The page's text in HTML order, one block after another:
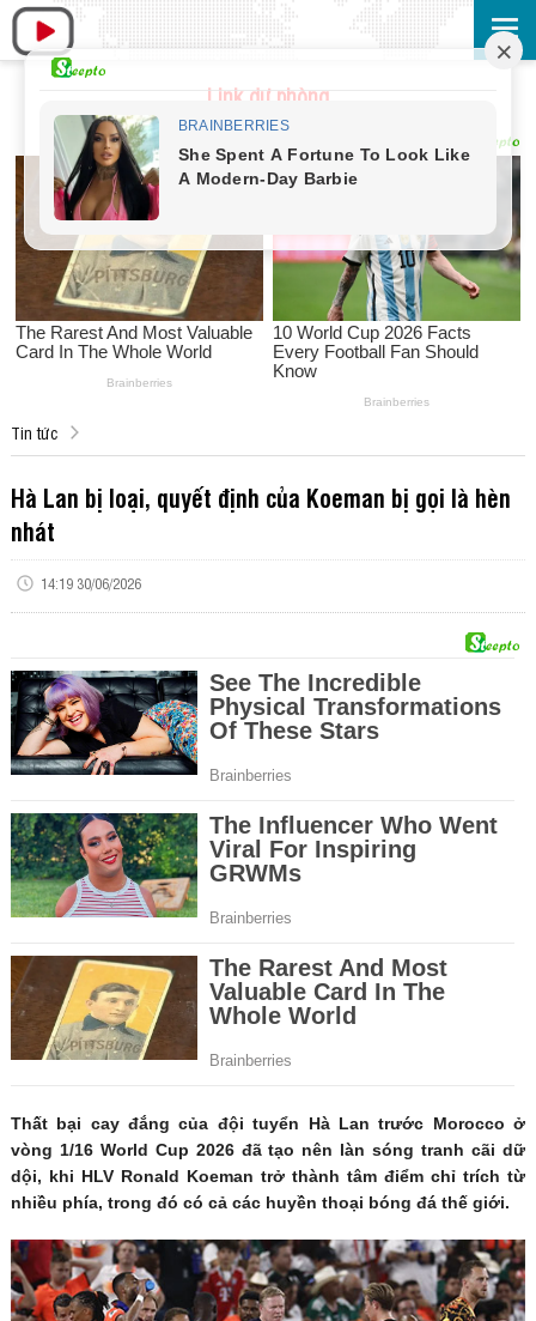
Link dự phòng
Tin tức
Hà Lan bị loại, quyết định của Koeman bị gọi là hèn
nhát
14:19 30/06/2026
Thất bại cay đắng của đội tuyển Hà Lan trước Morocco ở
vòng 1/16 World Cup 2026 đã tạo nên làn sóng tranh cãi dữ
dội, khi HLV Ronald Koeman trở thành tâm điểm chỉ trích từ
nhiều phía, trong đó có cả các huyền thoại bóng đá thế giới.